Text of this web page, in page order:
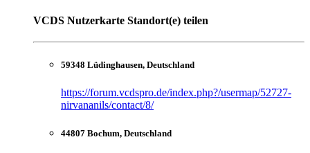
VCDS Nutzerkarte Standort(e) teilen
59348 Lüdinghausen, Deutschland
https://forum.vcdspro.de/index.php?/usermap/52727-
nirvananils/contact/8/
44807 Bochum, Deutschland